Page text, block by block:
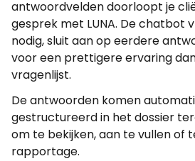
antwoordvelden doorloopt je
gesprek met LUNA. De chatbot
nodig, sluit aan op eerdere
voor een prettigere ervaring
vragenlijst.
De antwoorden komen
gestructureerd in het dossier
om te bekijken, aan te vullen of
rapportage.